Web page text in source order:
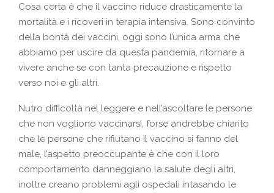
Cosa certa è che il vaccino riduce drasticamente la
mortalità e i ricoveri in terapia intensiva. Sono convinto
della bontà dei vaccini, oggi sono l’unica arma che
abbiamo per uscire da questa pandemia, ritornare a
vivere anche se con tanta precauzione e rispetto
verso noi e gli altri.
Nutro difficoltà nel leggere e nell’ascoltare le persone
che non vogliono vaccinarsi, forse andrebbe chiarito
che le persone che rifiutano il vaccino si fanno del
male, l’aspetto preoccupante è che con il loro
comportamento danneggiano la salute degli altri,
inoltre creano problemi agli ospedali intasando le